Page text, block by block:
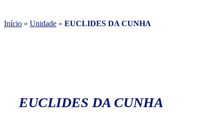
Início » Unidade » EUCLIDES DA CUNHA
EUCLIDES DA CUNHA